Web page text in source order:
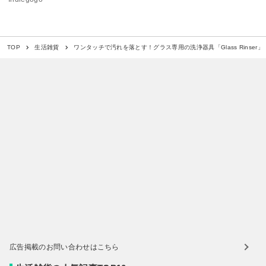
TOP 生活雑貨 ワンタッチで汚れを落とす！グラス専用の洗浄器具「Glass Rinser」
広告掲載のお問い合わせはこちら